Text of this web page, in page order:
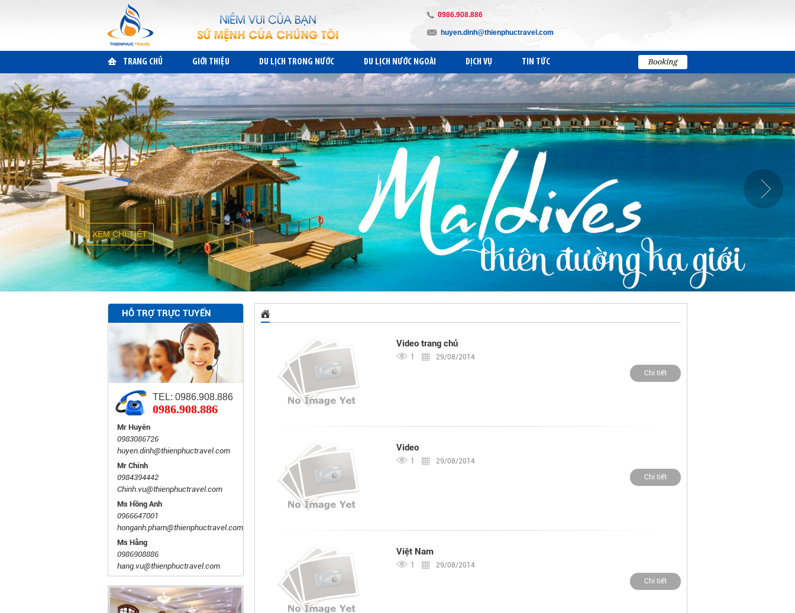
0986.908.886
huyen.dinh@thienphuctravel.com
TRANG CHỦ GIỚI THIỆU DU LỊCH TRONG NƯỚC DU LỊCH NƯỚC NGOÀI DỊCH VỤ TIN TỨC
XEM CHI TIẾT
HỖ TRỢ TRỰC TUYẾN
TEL: 0986.908.886
0986.908.886
Mr Huyên
0983086726
huyen.dinh@thienphuctravel.com
Mr Chính
0984394442
Chinh.vu@thienphuctravel.com
Ms Hồng Anh
0966647001
honganh.pham@thienphuctravel.com
Ms Hằng
0986908886
hang.vu@thienphuctravel.com
Video trang chủ
1
29/08/2014
Chi tiết
Video
1
29/08/2014
Chi tiết
Việt Nam
1
29/08/2014
Chi tiết